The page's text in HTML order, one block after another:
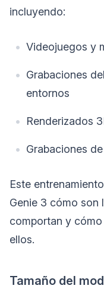
incluyendo:
Videojuegos y
Grabaciones
entornos
Renderizados
Grabaciones
Este
Genie 3 cómo son
comportan y
ellos.
Tamaño del